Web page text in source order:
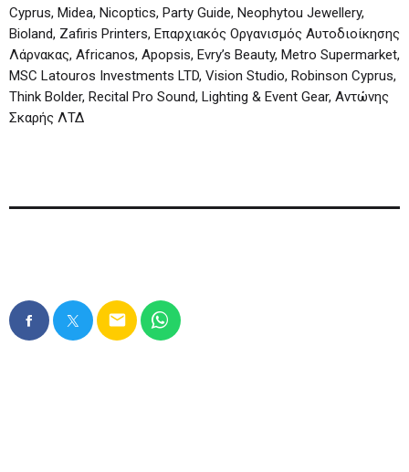
Cyprus, Midea, Nicoptics, Party Guide, Neophytou Jewellery,
Bioland, Zafiris Printers, Επαρχιακός Οργανισμός Αυτοδιοίκησης
Λάρνακας, Africanos, Apopsis, Evry’s Beauty, Metro Supermarket,
MSC Latouros Investments LTD, Vision Studio, Robinson Cyprus,
Think Bolder, Recital Pro Sound, Lighting & Event Gear, Αντώνης
Σκαρής ΛΤΔ
email